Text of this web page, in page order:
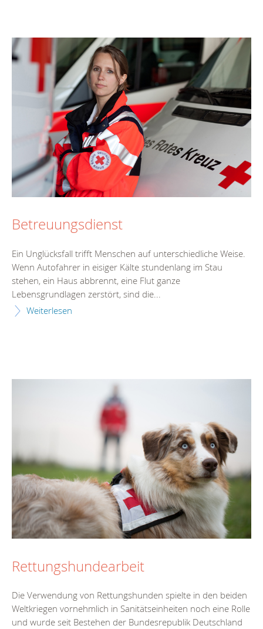
Betreuungsdienst
Ein Unglücksfall trifft Menschen auf unterschiedliche Weise.
Wenn Autofahrer in eisiger Kälte stundenlang im Stau
stehen, ein Haus abbrennt, eine Flut ganze
Lebensgrundlagen zerstört, sind die...
Weiterlesen
Rettungshundearbeit
Die Verwendung von Rettungshunden spielte in den beiden
Weltkriegen vornehmlich in Sanitätseinheiten noch eine Rolle
und wurde seit Bestehen der Bundesrepublik Deutschland